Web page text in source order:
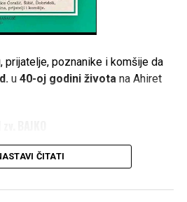
prijatelje, poznanike i komšije da
u 40-oj godini života na Ahiret
ČITATI